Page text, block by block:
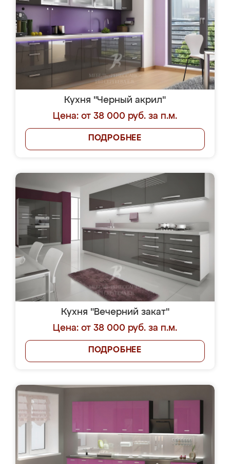
Кухня "Черный акрил"
Цена: от 38 000 руб. за п.м.
ПОДРОБНЕЕ
Кухня "Вечерний закат"
Цена: от 38 000 руб. за п.м.
ПОДРОБНЕЕ